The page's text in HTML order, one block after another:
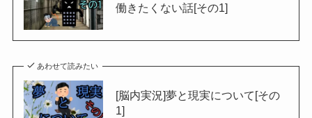
働きたくない話[その1]
あわせて読みたい
[脳内実況]夢と現実について[その
1]